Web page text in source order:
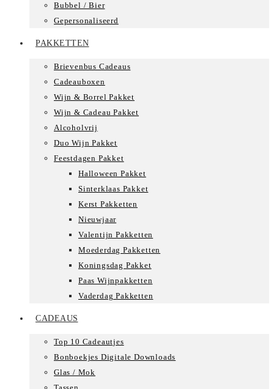
Bubbel / Bier
Gepersonaliseerd
PAKKETTEN
Brievenbus Cadeaus
Cadeauboxen
Wijn & Borrel Pakket
Wijn & Cadeau Pakket
Alcoholvrij
Duo Wijn Pakket
Feestdagen Pakket
Halloween Pakket
Sinterklaas Pakket
Kerst Pakketten
Nieuwjaar
Valentijn Pakketten
Moederdag Pakketten
Koningsdag Pakket
Paas Wijnpakketten
Vaderdag Pakketten
CADEAUS
Top 10 Cadeautjes
Bonboekjes Digitale Downloads
Glas / Mok